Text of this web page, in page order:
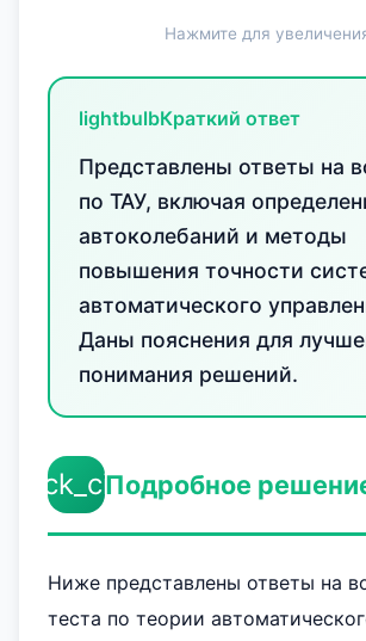
Нажмите для
lightbulbКраткий ответ
Представлены ответы на
по ТАУ, включая
автоколебаний и методы
повышения точности
автоматического
Даны пояснения для
понимания решений.
Подробное
Ниже представлены ответы на
теста по теории